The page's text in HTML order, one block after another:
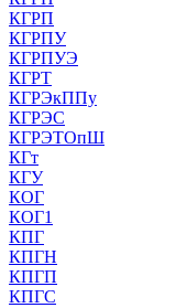
КГРП
КГРПУ
КГРПУЭ
КГРТ
КГРЭкППу
КГРЭС
КГРЭТОпШ
КГт
КГУ
КОГ
КОГ1
КПГ
КПГН
КПГП
КПГС